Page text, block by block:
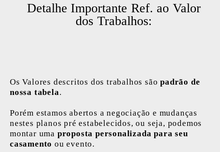
Detalhe Importante Ref. ao Valor
dos Trabalhos:
Os Valores descritos dos trabalhos sãopadrão de
nossa tabela.
Porém estamos abertos a negociação e mudanças
nestes planos pré estabelecidos, ou seja, podemos
montar uma proposta personalizada para seu
casamentoou evento.